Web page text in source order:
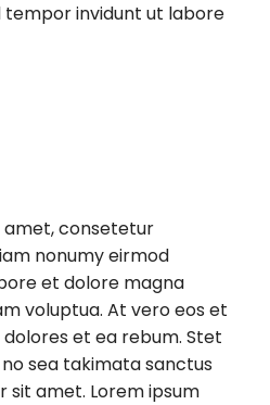
tempor invidunt ut labore
amet, consetetur
nonumy eirmod
et dolore magna
voluptua. At vero eos et
et ea rebum. Stet
sea takimata sanctus
sit amet. Lorem ipsum